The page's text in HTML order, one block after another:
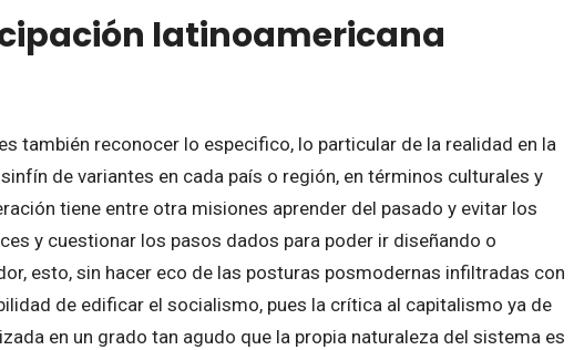
latinoamericana
también reconocer lo especifico, lo particular de la realidad en la
de variantes en cada país o región, en términos culturales y
tiene entre otra misiones aprender del pasado y evitar los
y cuestionar los pasos dados para poder ir diseñando o
esto, sin hacer eco de las posturas posmodernas infiltradas con
de edificar el socialismo, pues la crítica al capitalismo ya de
en un grado tan agudo que la propia naturaleza del sistema es